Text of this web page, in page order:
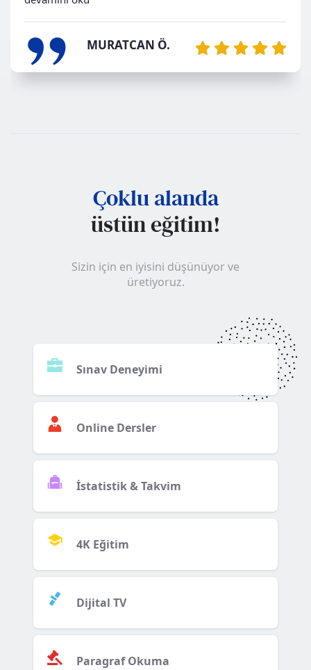
MURATCAN Ö.
Çoklu alanda
üstün eğitim!
Sizin için en iyisini düşünüyor ve
üretiyoruz.
Sınav Deneyimi
Online Dersler
İstatistik & Takvim
4K Eğitim
Dijital TV
Paragraf Okuma